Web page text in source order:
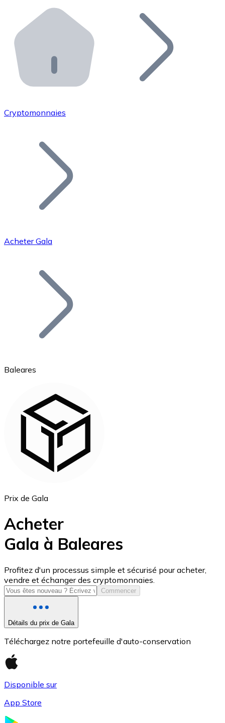
Distributeurs automatiques Bitnovo
Intégrez un ATM Bitnovo dans votre entreprise et
API Bitnovo
Intégrez notre API dans votre écosystème.
Rejoignez notre réseau de distributeurs et
Ajoutez le token de votre projet à notre service
Bitcoin
Ethereum
USD Coin
USDC
Cryptomonnaies
Acheter Gala
Baleares
Prix de Gala
Acheter
Gala à Baleares
Profitez d'un processus simple et sécurisé pour acheter,
vendre et échanger des cryptomonnaies.
Commencer
Détails du prix de Gala
Téléchargez notre portefeuille d'auto-conservation
Disponible sur
App Store